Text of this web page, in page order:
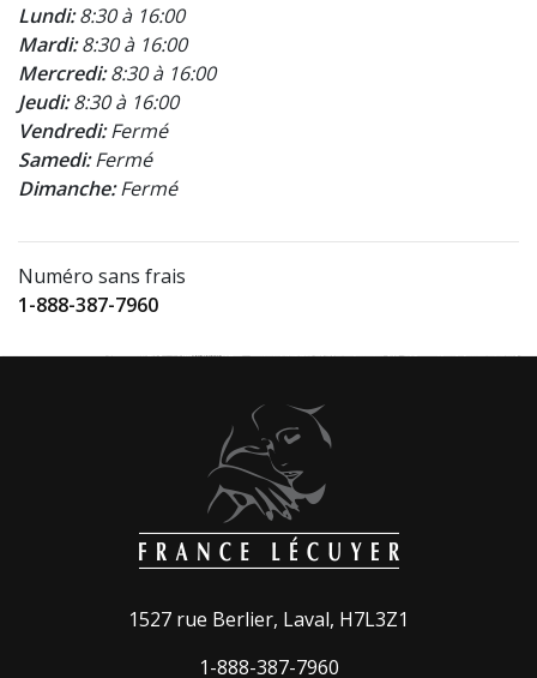
Lundi:8:30 à 16:00
Mardi:8:30 à 16:00
Mercredi:8:30 à 16:00
Jeudi:8:30 à 16:00
Vendredi:Fermé
Samedi:Fermé
Dimanche:Fermé
Numéro sans frais
1-888-387-7960
1527 rue Berlier, Laval, H7L3Z1
1-888-387-7960